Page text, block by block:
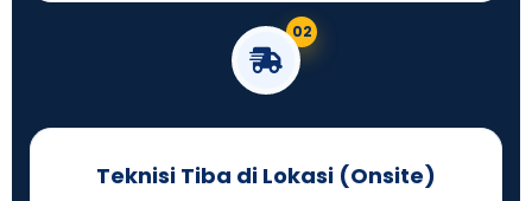
02
Teknisi Tiba di Lokasi (Onsite)